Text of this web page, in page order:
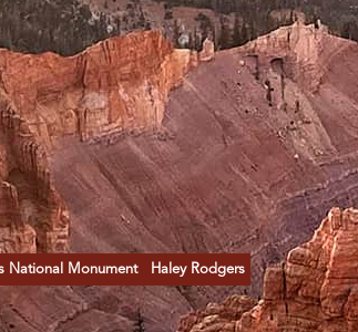
National Monument Haley Rodgers